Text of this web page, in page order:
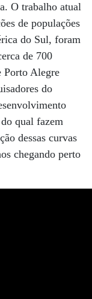
O trabalho atual
de populações
do Sul, foram
de 700
Porto Alegre
do
qual fazem
dessas curvas
chegando perto